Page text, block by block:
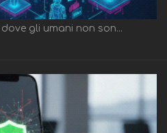
gli umani non son...